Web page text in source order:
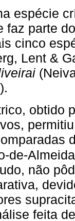
espécie
faz parte
cinco
Lent &
obtido
de-
não
feita